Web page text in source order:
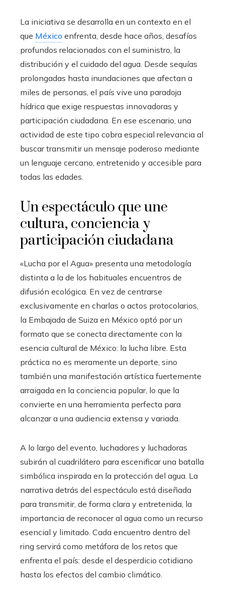
La iniciativa se desarrolla en un contexto en el
que México enfrenta, desde hace años, desafíos
profundos relacionados con el suministro, la
distribución y el cuidado del agua. Desde sequías
prolongadas hasta inundaciones que afectan a
miles de personas, el país vive una paradoja
hídrica que exige respuestas innovadoras y
participación ciudadana. En ese escenario, una
actividad de este tipo cobra especial relevancia al
buscar transmitir un mensaje poderoso mediante
un lenguaje cercano, entretenido y accesible para
todas las edades.
Un espectáculo que une
cultura, conciencia y
participación ciudadana
«Lucha por el Agua» presenta una metodología
distinta a la de los habituales encuentros de
difusión ecológica. En vez de centrarse
exclusivamente en charlas o actos protocolarios,
la Embajada de Suiza en México optó por un
formato que se conecta directamente con la
esencia cultural de México: la lucha libre. Esta
práctica no es meramente un deporte, sino
también una manifestación artística fuertemente
arraigada en la conciencia popular, lo que la
convierte en una herramienta perfecta para
alcanzar a una audiencia extensa y variada.
A lo largo del evento, luchadores y luchadoras
subirán al cuadrilátero para escenificar una batalla
simbólica inspirada en la protección del agua. La
narrativa detrás del espectáculo está diseñada
para transmitir, de forma clara y entretenida, la
importancia de reconocer al agua como un recurso
esencial y limitado. Cada encuentro dentro del
ring servirá como metáfora de los retos que
enfrenta el país: desde el desperdicio cotidiano
hasta los efectos del cambio climático.